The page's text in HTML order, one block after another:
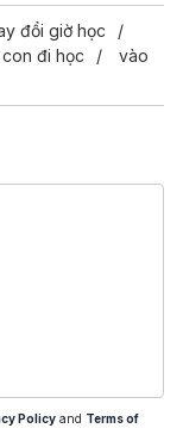
đổi giờ học
đi học
vào
Policy and Terms of